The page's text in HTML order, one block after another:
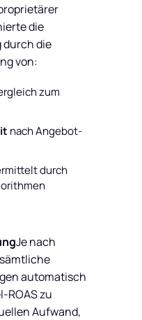
die
durch die
von:
zum
nach Angebot-
durch
Je nach
automatisch
ROAS zu
Aufwand,